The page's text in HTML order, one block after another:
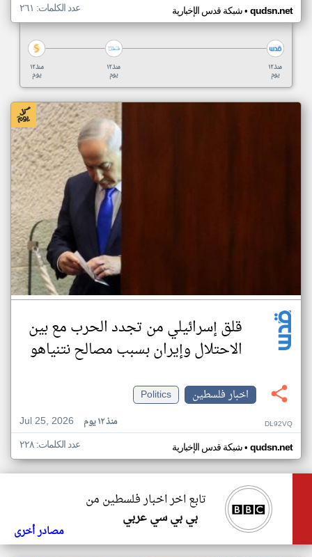
شبكة قدس الإخبارية• qudsn.net عدد الكلمات: ٢٦١
منذ ١٢
يوم
منذ ١٢
يوم
منذ ١٢
يوم
قلق إسرائيلي من تجدد الحرب مع بين
الاحتلال وإيران بسبب مصالح نتنياهو
اخبار فلسطين
Politics
Jul 25, 2026
منذ ١٢ يوم DL92VQ
شبكة قدس الإخبارية• qudsn.net عدد الكلمات: ٢٢٨
تابع اخر اخبار فلسطين من
بي بي سي عربي
مصادر أخرى